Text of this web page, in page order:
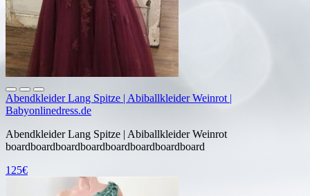
Abendkleider Lang Spitze | Abiballkleider Weinrot |
Babyonlinedress.de
Abendkleider Lang Spitze | Abiballkleider Weinrot
boardboardboardboardboardboardboardboard
125€